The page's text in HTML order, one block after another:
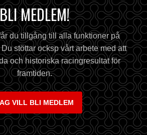
BLI MEDLEM!
du tillgång till alla funktioner på
stöttar ocksp vårt arbete med att
och historiska racingresultat för
framtiden.
VILL BLI MEDLEM